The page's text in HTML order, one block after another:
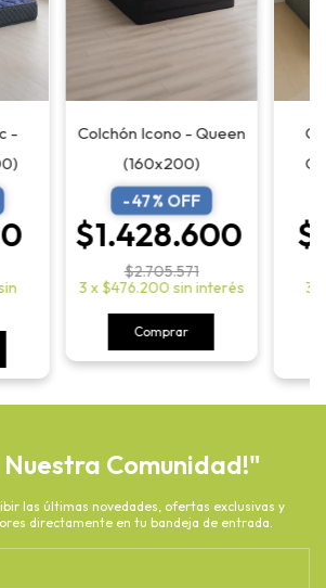
-
Colchón Icono - Queen
(160x200)
-47% OFF
$1.428.600
$2.705.571
3 x$476.200 sin interés
Comprar
3
Nuestra Comunidad!"
las últimas novedades, ofertas exclusivas y
directamente en tu bandeja de entrada.